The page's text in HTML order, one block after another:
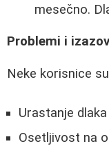
mesečno.
Problemi i
Neke korisnice
Urastanje
Osetljivost na